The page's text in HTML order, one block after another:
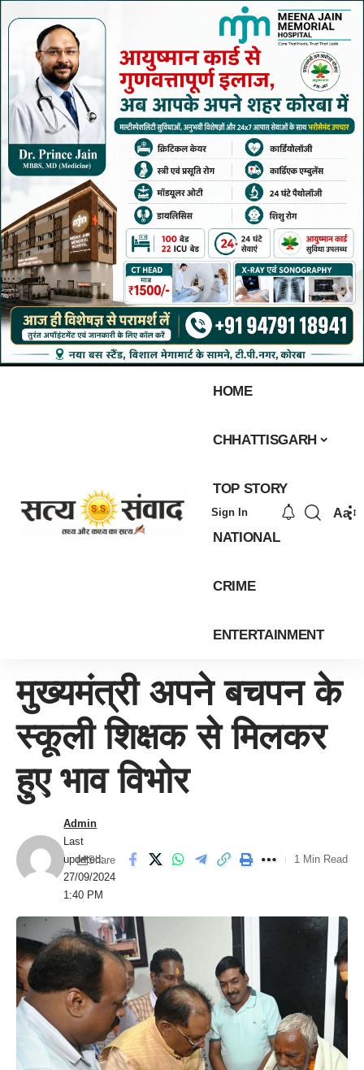
HOME
CHHATTISGARH
TOP STORY
NATIONAL
CRIME
ENTERTAINMENT
Sign In Aa
मुख्यमंत्री अपने बचपन के
स्कूली शिक्षक से मिलकर
हुए भाव विभोर
Last
updated:
27/09/2024
1:40 PM
Admin
Share 1 Min Read